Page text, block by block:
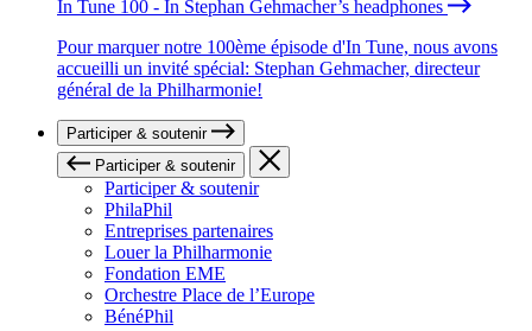
In Tune 100 - In Stephan Gehmacher’s headphones
Pour marquer notre 100ème épisode d'In Tune, nous avons
accueilli un invité spécial: Stephan Gehmacher, directeur
général de la Philharmonie!
Participer & soutenir
Participer & soutenir
Participer & soutenir
PhilaPhil
Entreprises partenaires
Louer la Philharmonie
Fondation EME
Orchestre Place de l’Europe
BénéPhil